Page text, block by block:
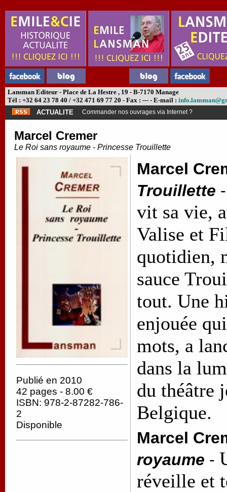
Lansman Editeur - Place de La Hestre , 19 - B-7170 Manage
Tél : +32 64 23 78 40 / +32 471 69 77 20 - Fax : --- - E-mail :
ACTUALITE
Commander nos ouvrages via Internet ?
Marcel Cremer
Le Roi sans royaume - Princesse Trouillette
Publié en 2010
42 pages - 8.00 €
ISBN: 978-2-87282-786-
2
Disponible
Marcel
Trouillette
vit sa vie,
Valise et
quotidien,
sauce
tout. Une
enjouée
mots, a
dans la
du théâtre
Belgique.
Marcel
royaume -
réveille et